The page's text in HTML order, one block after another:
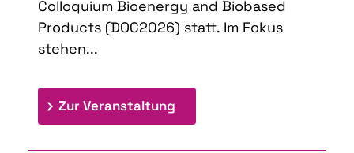
Colloquium Bioenergy and Biobased
Products (DOC2026) statt. Im Fokus
stehen...
Zur Veranstaltung